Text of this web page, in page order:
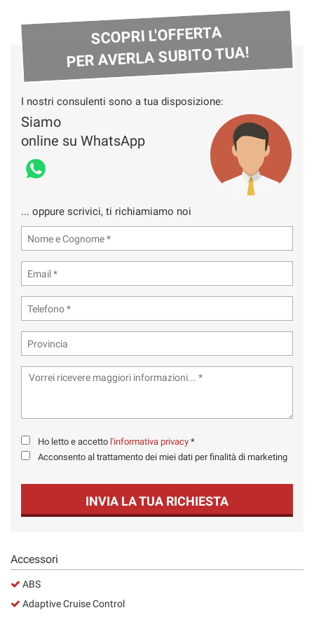
SCOPRI L'OFFERTA
PER AVERLA SUBITO TUA!
I nostri consulenti sono a tua disposizione:
Siamo
online su WhatsApp
... oppure scrivici, ti richiamiamo noi
Ho letto e accetto l'informativa privacy *
Acconsento al trattamento dei miei dati per finalità di marketing
INVIA LA TUA RICHIESTA
Accessori
ABS
Adaptive Cruise Control